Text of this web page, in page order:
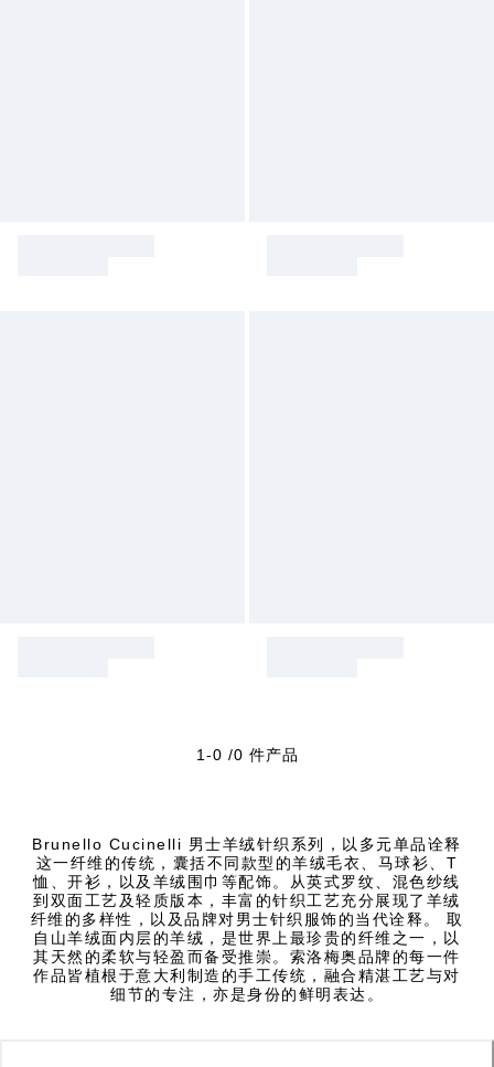
1-0 /0 件产品
Brunello Cucinelli 男士羊绒针织系列，以多元单品诠释
这一纤维的传统，囊括不同款型的羊绒毛衣、马球衫、T
恤、开衫，以及羊绒围巾等配饰。从英式罗纹、混色纱线
到双面工艺及轻质版本，丰富的针织工艺充分展现了羊绒
纤维的多样性，以及品牌对男士针织服饰的当代诠释。 取
自山羊绒面内层的羊绒，是世界上最珍贵的纤维之一，以
其天然的柔软与轻盈而备受推崇。索洛梅奥品牌的每一件
作品皆植根于意大利制造的手工传统，融合精湛工艺与对
细节的专注，亦是身份的鲜明表达。